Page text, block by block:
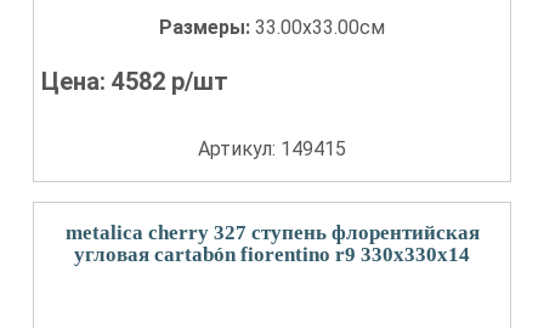
Размеры: 33.00x33.00см
Цена:4582 р/шт
Артикул: 149415
metalica cherry 327 ступень флорентийская
угловая cartabón fiorentino r9 330x330x14